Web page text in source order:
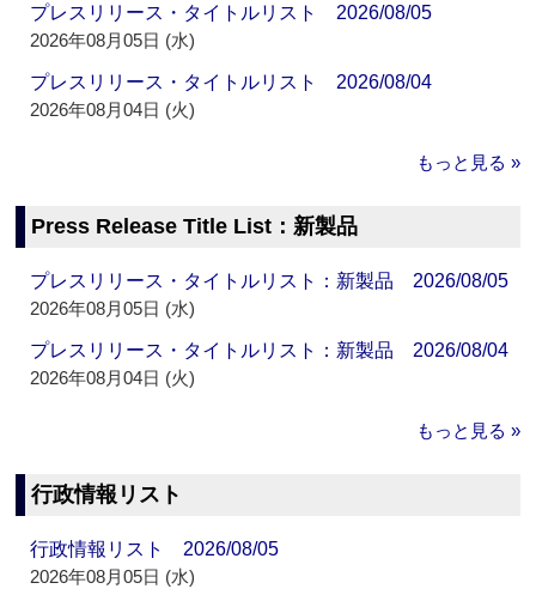
プレスリリース・タイトルリスト 2026/08/05
2026年08月05日 (水)
プレスリリース・タイトルリスト 2026/08/04
2026年08月04日 (火)
もっと見る »
Press Release Title List：新製品
プレスリリース・タイトルリスト：新製品 2026/08/05
2026年08月05日 (水)
プレスリリース・タイトルリスト：新製品 2026/08/04
2026年08月04日 (火)
もっと見る »
行政情報リスト
行政情報リスト 2026/08/05
2026年08月05日 (水)